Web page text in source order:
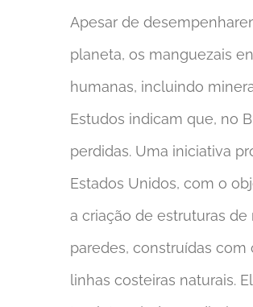
Apesar de
planeta, os manguezais
humanas, incluindo
Estudos indicam que, no
perdidas. Uma iniciativa
Estados Unidos, com o
a criação de estruturas de
paredes, construídas
linhas costeiras naturais.